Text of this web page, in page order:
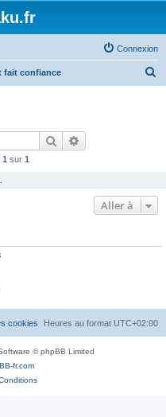
Connexion
fait confiance
Rechercher
1 sur 1
Aller à
Heures au format UTC+02:00
cookies
© phpBB Limited
fr.com